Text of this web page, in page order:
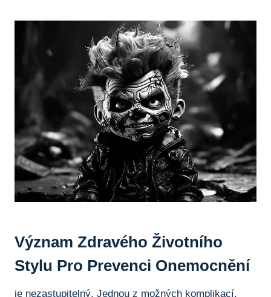
Význam Zdravého Životního
Stylu Pro Prevenci Onemocnění
je nezastupitelný. Jednou z možných komplikací,